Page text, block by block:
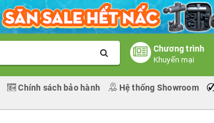
Chương trình
Khuyến mại
Chính sách bảo hành Hệ thống Showroom